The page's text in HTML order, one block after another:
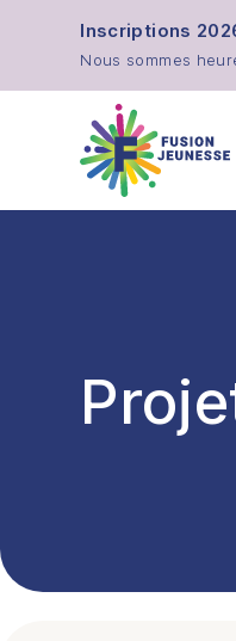
Inscriptions
Nous sommes
Fusion Jeunesse